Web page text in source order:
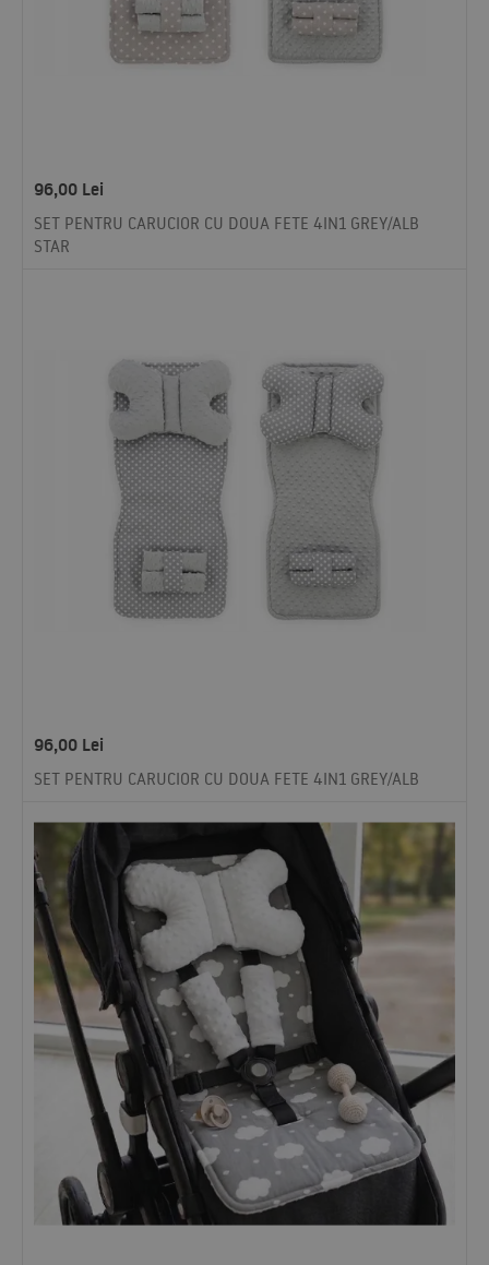
96,00 Lei
SET PENTRU CARUCIOR CU DOUA FETE 4IN1 GREY/ALB
STAR
96,00 Lei
SET PENTRU CARUCIOR CU DOUA FETE 4IN1 GREY/ALB